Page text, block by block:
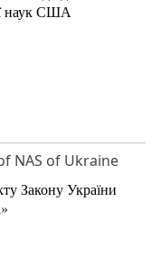
наук США
NAS of Ukraine
Закону України